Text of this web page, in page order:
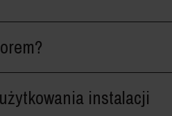
instalacji